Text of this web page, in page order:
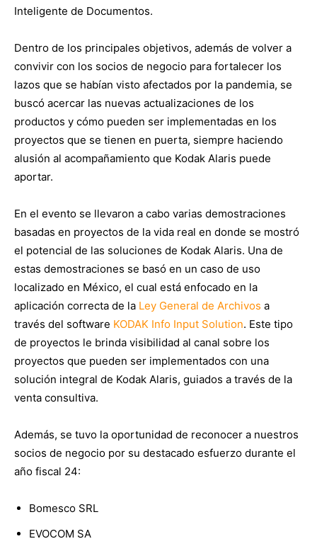
Inteligente de Documentos.
Dentro de los principales objetivos, además de volver a
convivir con los socios de negocio para fortalecer los
lazos que se habían visto afectados por la pandemia, se
buscó acercar las nuevas actualizaciones de los
productos y cómo pueden ser implementadas en los
proyectos que se tienen en puerta, siempre haciendo
alusión al acompañamiento que Kodak Alaris puede
aportar.
En el evento se llevaron a cabo varias demostraciones
basadas en proyectos de la vida real en donde se mostró
el potencial de las soluciones de Kodak Alaris. Una de
estas demostraciones se basó en un caso de uso
localizado en México, el cual está enfocado en la
aplicación correcta de la Ley General de Archivos a
través del software KODAK Info Input Solution. Este tipo
de proyectos le brinda visibilidad al canal sobre los
proyectos que pueden ser implementados con una
solución integral de Kodak Alaris, guiados a través de la
venta consultiva.
Además, se tuvo la oportunidad de reconocer a nuestros
socios de negocio por su destacado esfuerzo durante el
año fiscal 24:
Bomesco SRL
EVOCOM SA